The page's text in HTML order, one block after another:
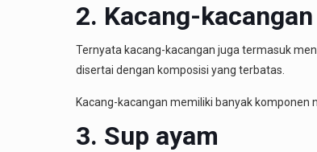
2. Kacang-kacangan
Ternyata kacang-kacangan juga termasuk
disertai dengan komposisi yang terbatas.
Kacang-kacangan memiliki banyak komponen
3. Sup ayam